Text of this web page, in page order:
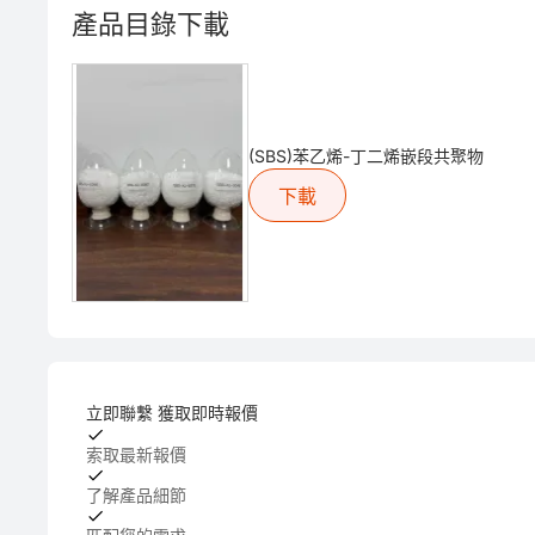
產品目錄下載
(SBS)苯乙烯-丁二烯嵌段共聚物
下載
立即聯繫 獲取即時報價
索取最新報價
了解產品細節